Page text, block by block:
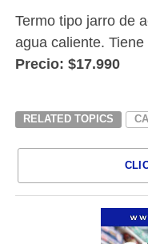
Termo tipo jarro de
agua caliente.
Precio: $17.990
RELATED TOPICS